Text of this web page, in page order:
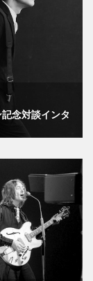
念対談インタ